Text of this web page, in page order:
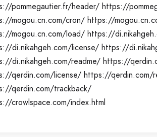
pommegautier.fr/header/ https://
mogou.cn.com/cron/ https://
mogou.cn.com/load/ https://
di.nikahgeh.com/license/ https://
di.nikahgeh.com/readme/ https://
qerdin.com/license/ https://qerdin.com/
qerdin.com/trackback/
crowlspace.com/index.html